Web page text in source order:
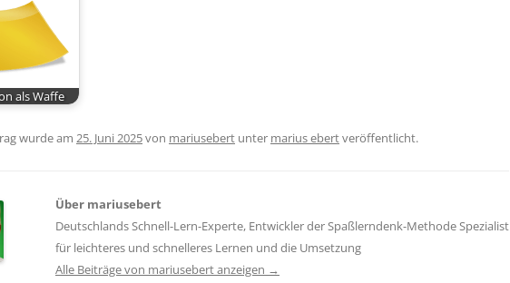
als Waffe
wurde am 25. Juni 2025von mariusebert unter marius ebertveröffentlicht.
Über mariusebert
Deutschlands Schnell-Lern-Experte, Entwickler der Spaßlerndenk-Methode Spezialist
für leichteres und schnelleres Lernen und die Umsetzung
Alle Beiträge von mariusebert anzeigen →